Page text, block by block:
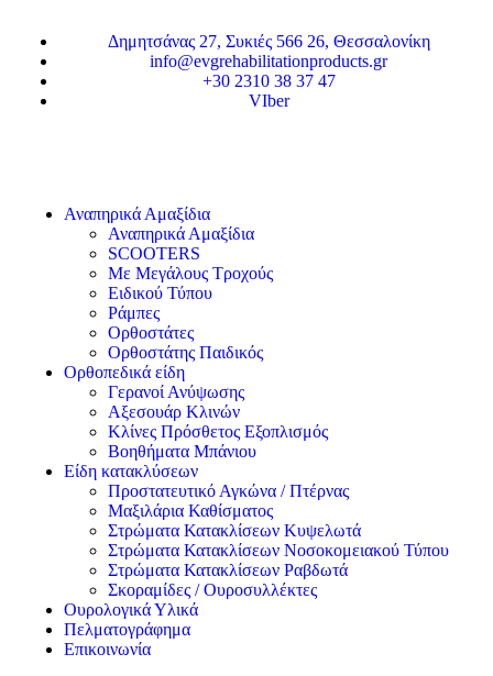
Δημητσάνας 27, Συκιές 566 26, Θεσσαλονίκη
info@evgrehabilitationproducts.gr
+30 2310 38 37 47
VIber
Αναπηρικά Αμαξίδια
Αναπηρικά Αμαξίδια
SCOOTERS
Με Μεγάλους Τροχούς
Ειδικού Τύπου
Ράμπες
Ορθοστάτες
Ορθοστάτης Παιδικός
Ορθοπεδικά είδη
Γερανοί Ανύψωσης
Αξεσουάρ Κλινών
Κλίνες Πρόσθετος Εξοπλισμός
Βοηθήματα Μπάνιου
Είδη κατακλύσεων
Προστατευτικό Αγκώνα / Πτέρνας
Μαξιλάρια Καθίσματος
Στρώματα Κατακλίσεων Κυψελωτά
Στρώματα Κατακλίσεων Νοσοκομειακού Τύπου
Στρώματα Κατακλίσεων Ραβδωτά
Σκοραμίδες / Ουροσυλλέκτες
Ουρολογικά Υλικά
Πελματογράφημα
Επικοινωνία